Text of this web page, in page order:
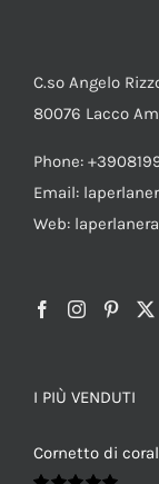
C.so Angelo
80076 Lacco
Phone:
Email:
Web:
I PIÙ VENDUTI
Cornetto di